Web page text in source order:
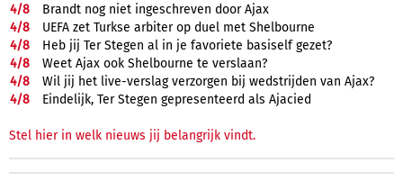
4/8
Brandt nog niet ingeschreven door Ajax
4/8
UEFA zet Turkse arbiter op duel met Shelbourne
4/8
Heb jij Ter Stegen al in je favoriete basiself gezet?
4/8
Weet Ajax ook Shelbourne te verslaan?
4/8
Wil jij het live-verslag verzorgen bij wedstrijden van Ajax?
4/8 Eindelijk, Ter Stegen gepresenteerd als Ajacied
Stel hier in welk nieuws jij belangrijk vindt.